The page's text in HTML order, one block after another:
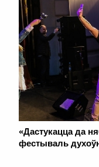
«Дастукацца да
фестываль